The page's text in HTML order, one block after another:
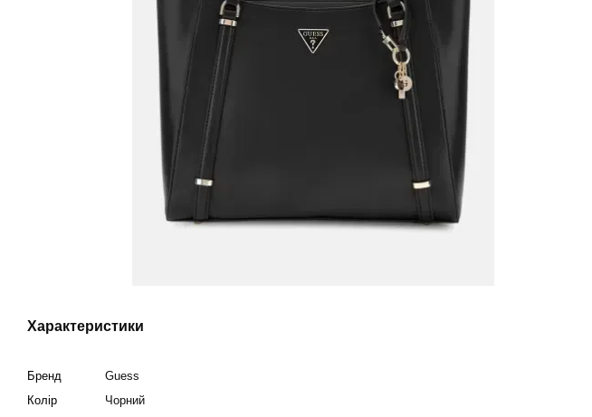
Характеристики
Бренд
Guess
Колір
Чорний